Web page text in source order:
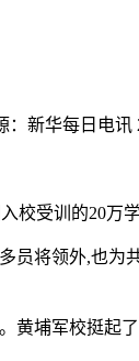
：新华每日电讯
校受训的20万
将领外,也
黄埔军校挺起